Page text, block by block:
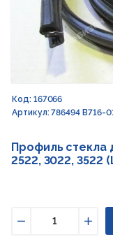
Код: 167066
Артикул: 786494 В716-
Профиль стекла
2522, 3022, 3522